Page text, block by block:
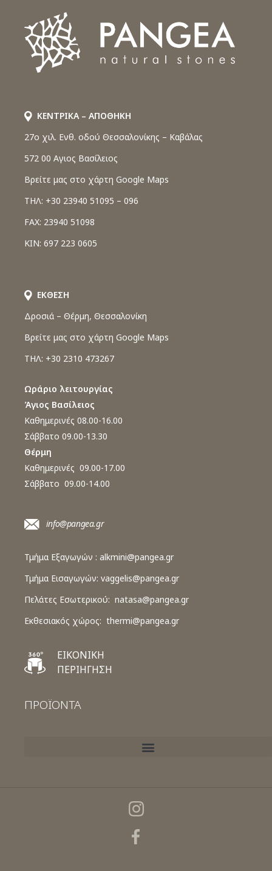
ΚΕΝΤΡΙΚΑ – ΑΠΟΘΗΚΗ
27o χιλ. Ενθ. οδού Θεσσαλονίκης – Καβάλας
572 00 Αγιος Βασίλειος
Βρείτε μας στο χάρτη Google Maps
ΤΗΛ: +30 23940 51095 – 096
FAX: 23940 51098
ΚΙΝ: 697 223 0605
ΕΚΘΕΣΗ
Δροσιά – Θέρμη, Θεσσαλονίκη
Βρείτε μας στο χάρτη Google Maps
ΤΗΛ: +30 2310 473267
Ωράριο λειτουργίας
Άγιος Βασίλειος
Καθημερινές 08.00-16.00
Σάββατο 09.00-13.30
Θέρμη
Καθημερινές 09.00-17.00
Σάββατο 09.00-14.00
info@pangea.gr
Τμήμα Εξαγωγών : alkmini@pangea.gr
Τμήμα Εισαγωγών: vaggelis@pangea.gr
Πελάτες Εσωτερικού: natasa@pangea.gr
Εκθεσιακός χώρος: thermi@pangea.gr
ΕΙΚΟΝΙΚΗ
ΠΕΡΙΗΓΗΣΗ
ΠΡΟΪΟΝΤΑ